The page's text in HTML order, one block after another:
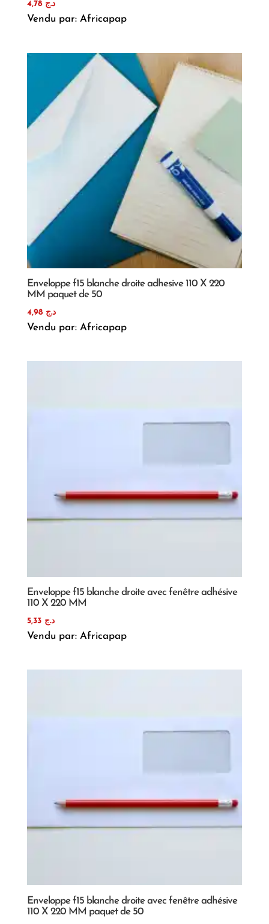
د.ج 4,78
Vendu par: Africapap
Enveloppe f15 blanche droite adhesive 110 X 220
MM paquet de 50
د.ج 4,98
Vendu par: Africapap
Enveloppe f15 blanche droite avec fenêtre adhésive
110 X 220 MM
د.ج 5,33
Vendu par: Africapap
Enveloppe f15 blanche droite avec fenêtre adhésive
110 X 220 MM paquet de 50